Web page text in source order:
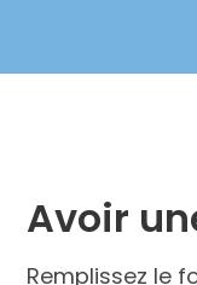
Avoir
Remplissez le